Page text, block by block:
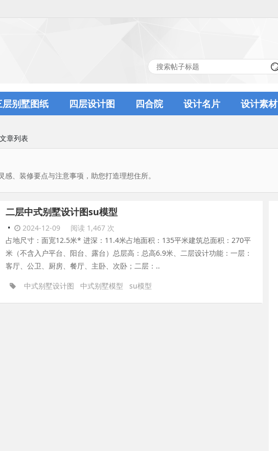
层别墅图纸 四层设计图 四合院 设计名片 设计素材
文章列表
、装修要点与注意事项，助您打造理想住所。
二层中式别墅设计图su模型
• 2024-12-09
阅读 1,467 次
占地尺寸：面宽12.5米* 进深：11.4米占地面积：135平米建筑总面积：270平
米（不含入户平台、阳台、露台）总层高：总高6.9米、二层设计功能：一层：
客厅、公卫、厨房、餐厅、主卧、次卧；二层：..
中式别墅设计图 中式别墅模型 su模型